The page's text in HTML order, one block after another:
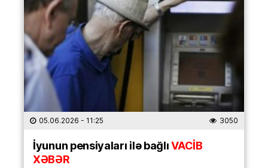
05.06.2026 - 11:25 3050
İyunun pensiyaları ilə bağlıVACİB
XƏBƏR